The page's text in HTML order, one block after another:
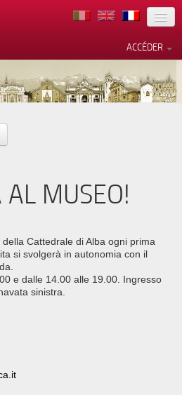
ACCÉDER
MUSEO!
Cattedrale di Alba ogni prima
si svolgerà in autonomia con il
e dalle 14.00 alle 19.00. Ingresso
sinistra.
collecte
en matière de
confidentialité